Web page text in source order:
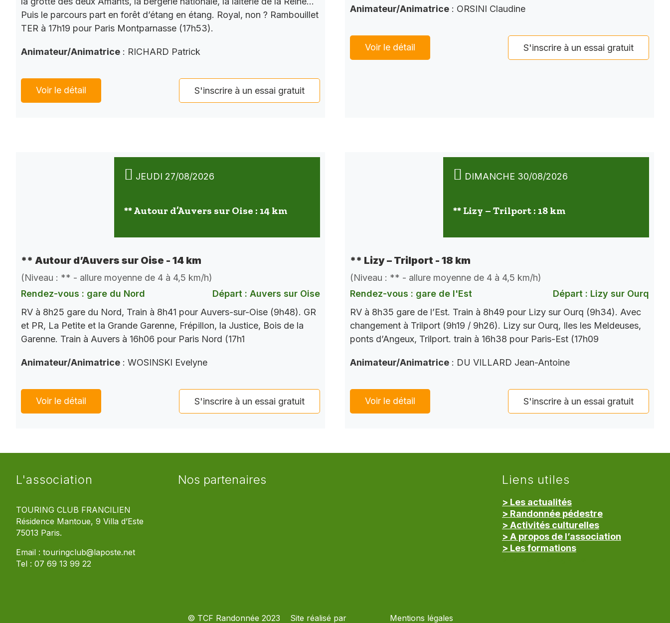
Puis le parcours part en forêt d’étang en étang. Royal, non ? Rambouillet
TER à 17h19 pour Paris Montparnasse (17h53).
Animateur/Animatrice : RICHARD Patrick
Voir le détail S'inscrire à un essai gratuit
Animateur/Animatrice : ORSINI Claudine
Voir le détail S'inscrire à un essai gratuit
JEUDI 27/08/2026
** Autour d’Auvers sur Oise : 14 km
** Autour d’Auvers sur Oise - 14 km
(Niveau : ** - allure moyenne de 4 à 4,5 km/h)
Rendez-vous : gare du Nord
Départ : Auvers sur Oise
RV à 8h25 gare du Nord, Train à 8h41 pour Auvers-sur-Oise (9h48). GR
et PR, La Petite et la Grande Garenne, Frépillon, la Justice, Bois de la
Garenne. Train à Auvers à 16h06 pour Paris Nord (17h1
Animateur/Animatrice : WOSINSKI Evelyne
Voir le détail S'inscrire à un essai gratuit
DIMANCHE 30/08/2026
** Lizy – Trilport : 18 km
** Lizy – Trilport - 18 km
(Niveau : ** - allure moyenne de 4 à 4,5 km/h)
Rendez-vous : gare de l'Est
Départ : Lizy sur Ourq
RV à 8h35 gare de l’Est. Train à 8h49 pour Lizy sur Ourq (9h34). Avec
changement à Trilport (9h19 / 9h26). Lizy sur Ourq, Iles les Meldeuses,
ponts d’Angeux, Trilport. train à 16h38 pour Paris-Est (17h09
Animateur/Animatrice : DU VILLARD Jean-Antoine
Voir le détail S'inscrire à un essai gratuit
L'association
TOURING CLUB FRANCILIEN
Résidence Mantoue, 9 Villa d’Este
75013 Paris.
Email : touringclub@laposte.net
Tel : 07 69 13 99 22
Nos partenaires Liens utiles
> Les actualités
> Randonnée pédestre
> Activités culturelles
> A propos de l’association
> Les formations
© TCF Randonnée 2023 Site réalisé par Mentions légales